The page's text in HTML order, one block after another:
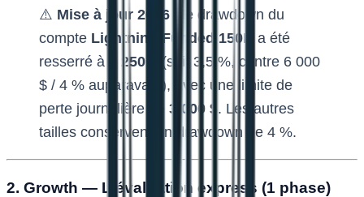
⚠️ Mise à jour 2026 : le drawdown du
compte Lightning Funded 150K
a été
resserré à
5 250 $
(soit 3,5 %, contre 6 000
$ / 4 % auparavant), avec une limite de
perte journalière de 3 000 $ . Les autres
tailles conservent un drawdown de 4 %.
2. Growth — L'évaluation express (1 phase)